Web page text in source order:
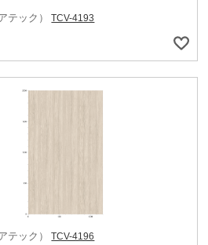
テック）
TCV-4193
テック）
TCV-4196